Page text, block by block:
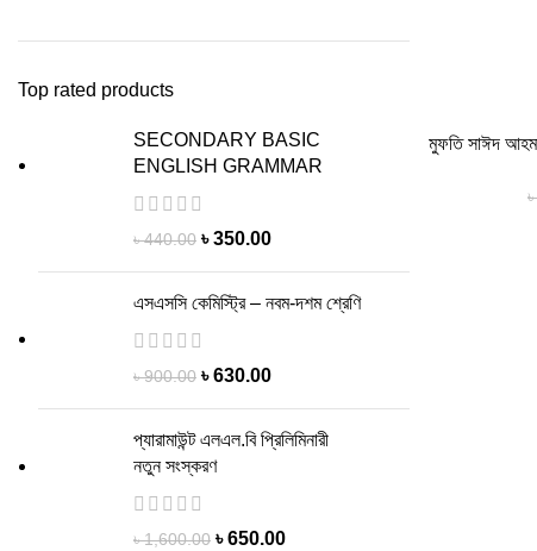
Top rated products
SECONDARY BASIC
ENGLISH GRAMMAR
৳440.00 ৳350.00
এসএসসি কেমিস্ট্রি – নবম-দশম শ্রেণি
৳900.00 ৳630.00
প্যারামাউন্ট এলএল.বি প্রিলিমিনারী
নতুন সংস্করণ
৳1,600.00 ৳650.00
মুফতি সাঈদ